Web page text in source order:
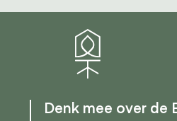
Denk mee over de